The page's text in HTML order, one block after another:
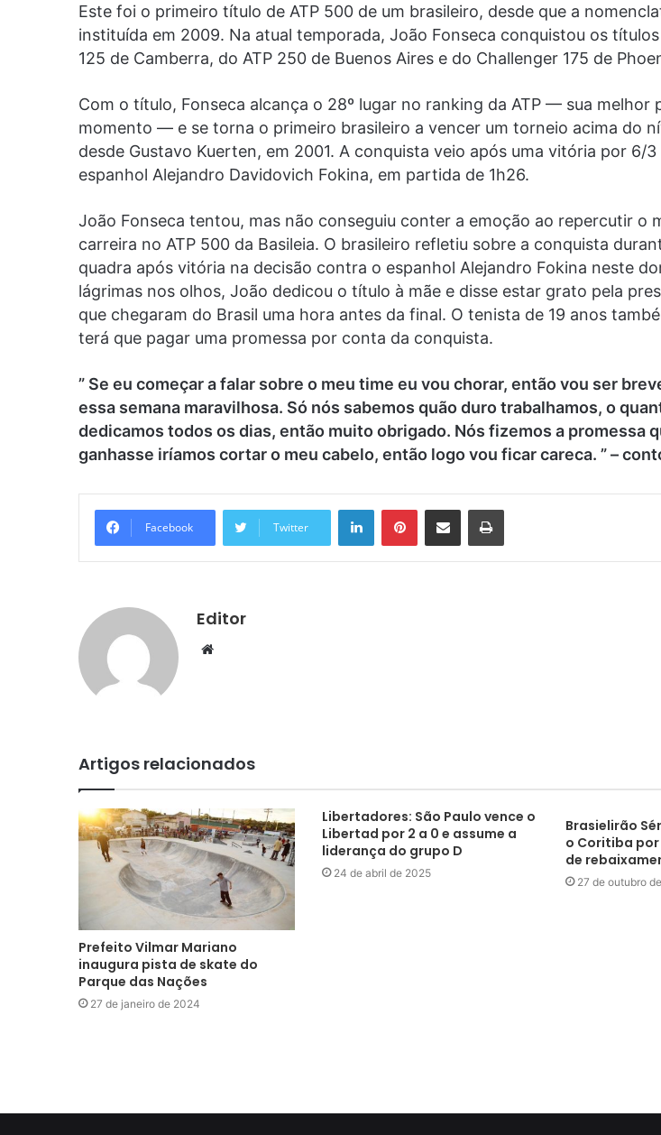
Este foi o primeiro título de ATP 500 de um brasileiro, desde que a
instituída em 2009. Na atual temporada, João Fonseca conquistou os
125 de Camberra, do ATP 250 de Buenos Aires e do Challenger 175 de
Com o título, Fonseca alcança o 28º lugar no ranking da ATP — sua melhor
momento — e se torna o primeiro brasileiro a vencer um torneio acima do
desde Gustavo Kuerten, em 2001. A conquista veio após uma vitória por 6/
espanhol Alejandro Davidovich Fokina, em partida de 1h26.
João Fonseca tentou, mas não conseguiu conter a emoção ao repercutir o
carreira no ATP 500 da Basileia. O brasileiro refletiu sobre a conquista
quadra após vitória na decisão contra o espanhol Alejandro Fokina neste
lágrimas nos olhos, João dedicou o título à mãe e disse estar grato pela
que chegaram do Brasil uma hora antes da final. O tenista de 19 anos
terá que pagar uma promessa por conta da conquista.
” Se eu começar a falar sobre o meu time eu vou chorar, então vou ser
essa semana maravilhosa. Só nós sabemos quão duro trabalhamos, o
dedicamos todos os dias, então muito obrigado. Nós fizemos a promessa
ganhasse iríamos cortar o meu cabelo, então logo vou ficar careca. ” –
Facebook Twitter
LinkedinPinterestCompartilhar via e-mail Imprimir
Editor
Website
Artigos relacionados
Prefeito Vilmar Mariano
inaugura pista de skate do
Parque das Nações
27 de janeiro de 2024
Libertadores: São Paulo vence o
Libertad por 2 a 0 e assume a
liderança do grupo D
24 de abril de 2025
Brasielirão
o Coritiba por
de
27 de outubro